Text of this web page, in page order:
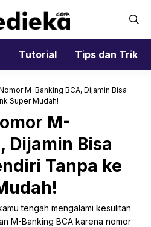
Tutorial Tips dan Trik
M-Banking BCA, Dijamin Bisa
Super Mudah!
M-
Dijamin Bisa
Tanpa ke
tengah mengalami kesulitan
M-Banking BCA karena nomor